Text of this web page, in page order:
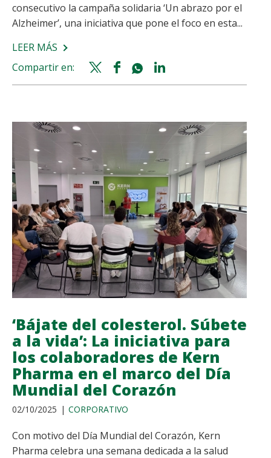
consecutivo la campaña solidaria ‘Un abrazo por el
Alzheimer’, una iniciativa que pone el foco en esta...
LEER MÁS SOBRE
LA
PHARMA
ABRAZO
POR
EL
ALZHEIMER’
RECAUDA
5.120
EUROS
PARA
LA
INVESTIGACIÓN
ALZHEIMER
Compartir en:
Twitter
share
Facebook
share
Whatsapp
shareshare
‘Bájate del colesterol. Súbete
a la vida’: La iniciativa para
los colaboradores de Kern
Pharma en el marco del Día
Mundial del Corazón
02/10/2025 CORPORATIVO
Con motivo del Día Mundial del Corazón, Kern
Pharma celebra una semana dedicada a la salud